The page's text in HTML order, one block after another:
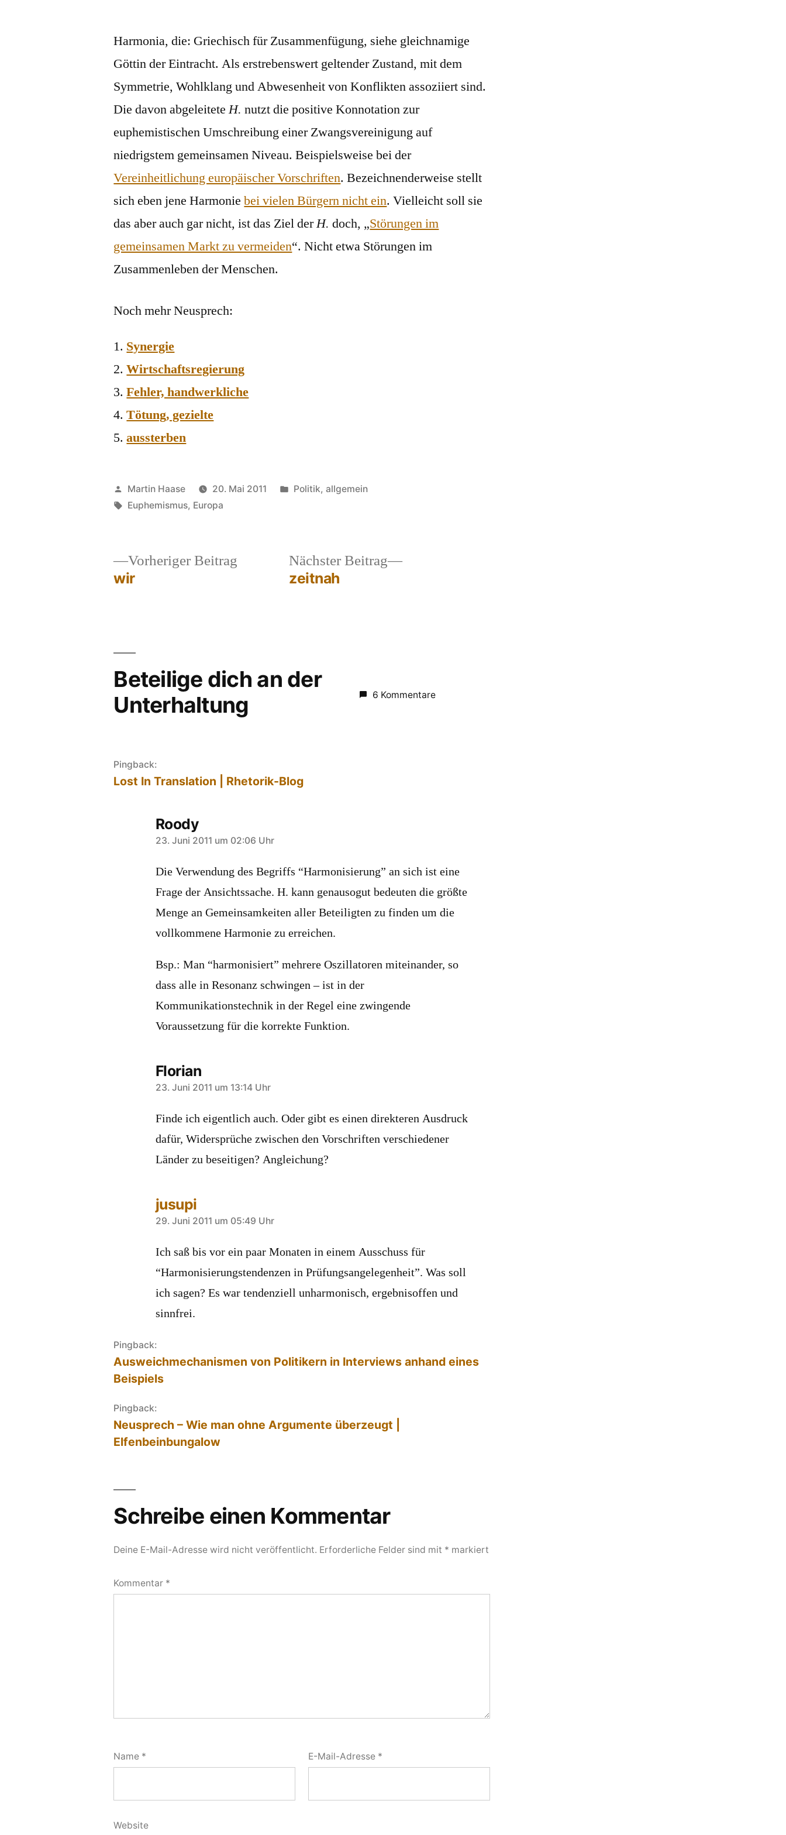
Harmonia, die: Griechisch für Zusammenfügung, siehe gleichnamige
Göttin der Eintracht. Als erstrebenswert geltender Zustand, mit dem
Symmetrie, Wohlklang und Abwesenheit von Konflikten assoziiert sind.
Die davon abgeleiteteH. nutzt die positive Konnotation zur
euphemistischen Umschreibung einer Zwangsvereinigung auf
niedrigstem gemeinsamen Niveau. Beispielsweise bei der
Vereinheitlichung europäischer Vorschriften. Bezeichnenderweise stellt
sich eben jene Harmoniebei vielen Bürgern nicht ein. Vielleicht soll sie
das aber auch gar nicht, ist das Ziel derH. doch, „Störungen im
gemeinsamen Markt zu vermeiden“. Nicht etwa Störungen im
Zusammenleben der Menschen.
Noch mehr Neusprech:
Synergie
Wirtschaftsregierung
Fehler, handwerkliche
Tötung, gezielte
aussterben
Veröffentlicht
von
Martin Haase 20. Mai 2011
Veröffentlicht
Politik, allgemein
Schlagwörter:
Euphemismus, Europa
Beitragsnavigation
Vorheriger Beitrag Vorheriger
wir
Nächster Beitrag
Nächster
zeitnah
Beteilige dich an der
Unterhaltung
6 Kommentare
Pingback:
Lost In Translation | Rhetorik-Blog
Roody
sagt:
23. Juni 2011 um 02:06 Uhr
Die Verwendung des Begriffs “Harmonisierung” an sich ist eine
Frage der Ansichtssache. H. kann genausogut bedeuten die größte
Menge an Gemeinsamkeiten aller Beteiligten zu finden um die
vollkommene Harmonie zu erreichen.
Bsp.: Man “harmonisiert” mehrere Oszillatoren miteinander, so
dass alle in Resonanz schwingen – ist in der
Kommunikationstechnik in der Regel eine zwingende
Voraussetzung für die korrekte Funktion.
Florian
sagt:
23. Juni 2011 um 13:14 Uhr
Finde ich eigentlich auch. Oder gibt es einen direkteren Ausdruck
dafür, Widersprüche zwischen den Vorschriften verschiedener
Länder zu beseitigen? Angleichung?
jusupi
sagt:
29. Juni 2011 um 05:49 Uhr
Ich saß bis vor ein paar Monaten in einem Ausschuss für
“Harmonisierungstendenzen in Prüfungsangelegenheit”. Was soll
ich sagen? Es war tendenziell unharmonisch, ergebnisoffen und
sinnfrei.
Pingback:
Ausweichmechanismen von Politikern in Interviews anhand eines
Beispiels
Pingback:
Neusprech – Wie man ohne Argumente überzeugt |
Elfenbeinbungalow
Schreibe einen Kommentar
Deine E-Mail-Adresse wird nicht veröffentlicht. Erforderliche Felder sind mit * markiert
Kommentar *
Name * E-Mail-Adresse *
Website